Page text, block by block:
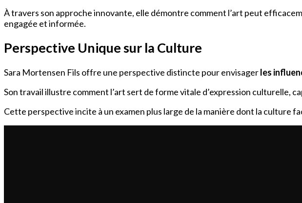
À travers son approche innovante, elle démontre comment l’art peut
engagée et informée.
Perspective Unique sur la Culture
Sara Mortensen Fils offre une perspective distincte pour envisagerles
Son travail illustre comment l’art sert de forme vitale d’expression culturelle,
Cette perspective incite à un examen plus large de la manière dont la culture